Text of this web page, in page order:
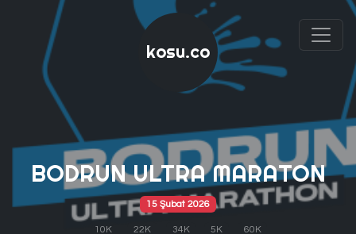
kosu.co
BODRUN ULTRA MARATON
15 Şubat 2026
10K 22K 34K 5K 60K